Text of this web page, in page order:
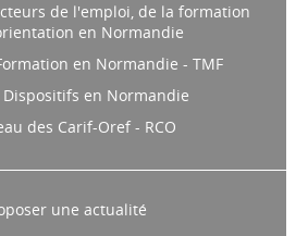
de l'emploi, de la formation
en Normandie
en Normandie - TMF
en Normandie
des Carif-Oref - RCO
une actualité